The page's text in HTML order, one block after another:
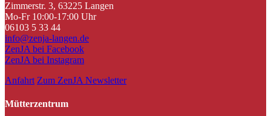
Zimmerstr. 3, 63225 Langen
Mo-Fr 10:00-17:00 Uhr
06103 5 33 44
info@zenja-langen.de
ZenJA bei Facebook
ZenJA bei Instagram
Anfahrt Zum ZenJA Newsletter
Mütterzentrum